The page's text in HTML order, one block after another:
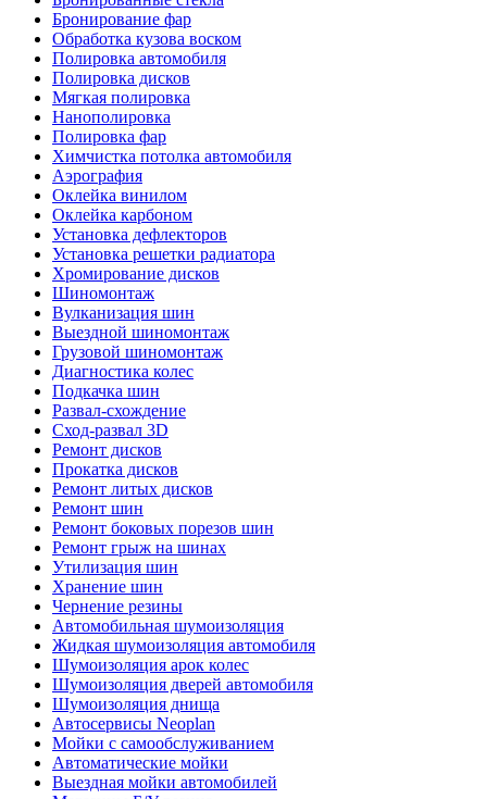
Бронирование фар
Обработка кузова воском
Полировка автомобиля
Полировка дисков
Мягкая полировка
Нанополировка
Полировка фар
Химчистка потолка автомобиля
Аэрография
Оклейка винилом
Оклейка карбоном
Установка дефлекторов
Установка решетки радиатора
Хромирование дисков
Шиномонтаж
Вулканизация шин
Выездной шиномонтаж
Грузовой шиномонтаж
Диагностика колес
Подкачка шин
Развал-схождение
Сход-развал 3D
Ремонт дисков
Прокатка дисков
Ремонт литых дисков
Ремонт шин
Ремонт боковых порезов шин
Ремонт грыж на шинах
Утилизация шин
Хранение шин
Чернение резины
Автомобильная шумоизоляция
Жидкая шумоизоляция автомобиля
Шумоизоляция арок колес
Шумоизоляция дверей автомобиля
Шумоизоляция днища
Автосервисы Neoplan
Мойки с самообслуживанием
Автоматические мойки
Выездная мойки автомобилей